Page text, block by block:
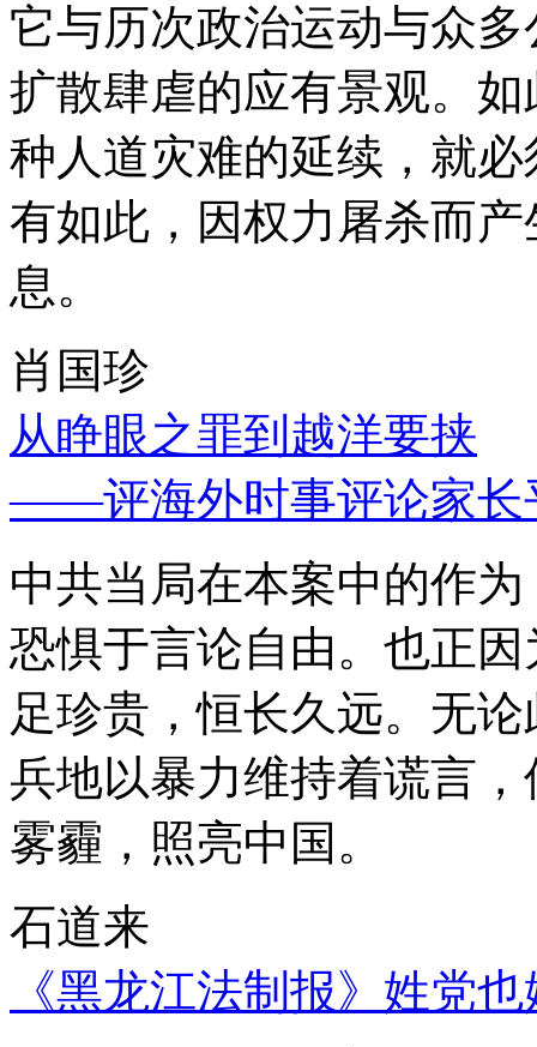
它与历次政治运动与众
扩散肆虐的应有景观。
种人道灾难的延续，就
有如此，因权力屠杀而
息。
肖国珍
从睁眼之罪到越洋要挟
——评海外时事评论家长
中共当局在本案中的作
恐惧于言论自由。也正
足珍贵，恒长久远。无
兵地以暴力维持着谎言
雾霾，照亮中国。
石道来
《黑龙江法制报》姓党